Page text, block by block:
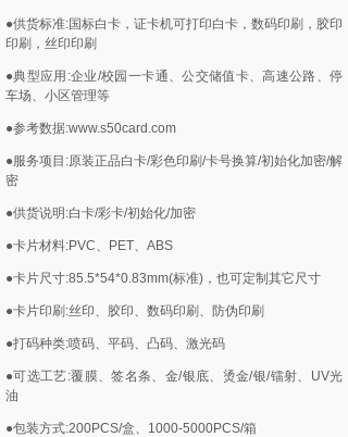
●供货标准:国标白卡，证卡机可打印白卡，数码印刷，胶印
印刷，丝印印刷
●典型应用:企业/校园一卡通、公交储值卡、高速公路、停
车场、小区管理等
●参考数据:www.s50card.com
●服务项目:原装正品白卡/彩色印刷/卡号换算/初始化加密/解
密
●供货说明:白卡/彩卡/初始化/加密
●卡片材料:PVC、PET、ABS
●卡片尺寸:85.5*54*0.83mm(标准)，也可定制其它尺寸
●卡片印刷:丝印、胶印、数码印刷、防伪印刷
●打码种类:喷码、平码、凸码、激光码
●可选工艺:覆膜、签名条、金/银底、烫金/银/镭射、UV光
油
●包装方式:200PCS/盒、1000-5000PCS/箱